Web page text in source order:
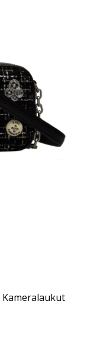
Kameralaukut